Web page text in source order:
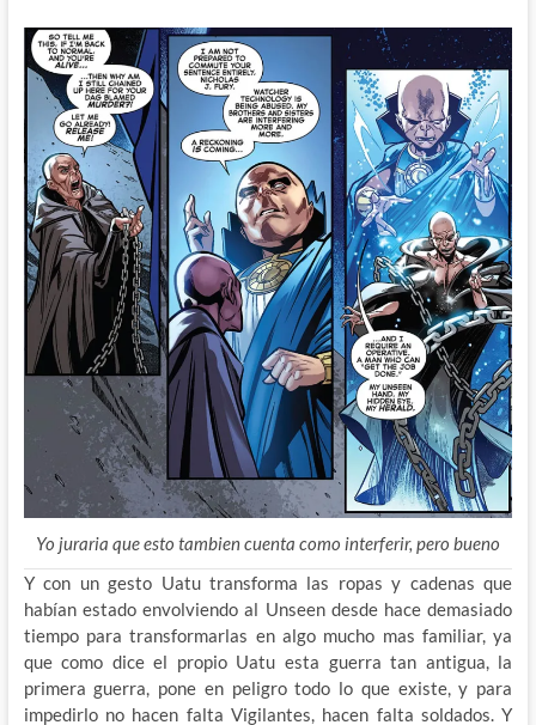
Yo juraria que esto tambien cuenta como interferir, pero bueno
Y con un gesto Uatu transforma las ropas y cadenas que
habían estado envolviendo al Unseen desde hace demasiado
tiempo para transformarlas en algo mucho mas familiar, ya
que como dice el propio Uatu esta guerra tan antigua, la
primera guerra, pone en peligro todo lo que existe, y para
impedirlo no hacen falta Vigilantes, hacen falta soldados. Y